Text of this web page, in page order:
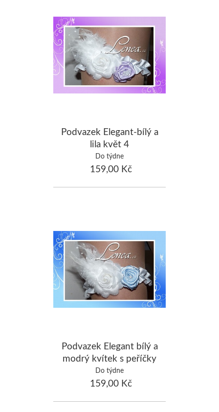
Podvazek Elegant-bílý a
lila květ 4
Do týdne
159,00 Kč
Podvazek Elegant bílý a
modrý kvítek s peříčky
4
Do týdne
159,00 Kč